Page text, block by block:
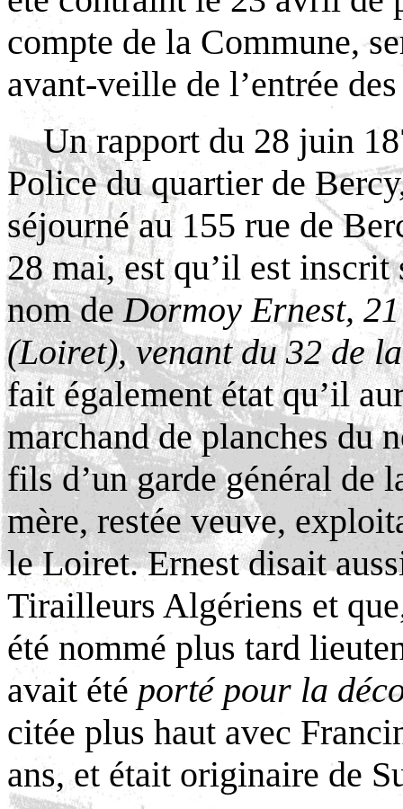
compte de la Commune,
avant-veille de l’entrée
Un rapport du 28 juin
Police du quartier de
séjourné au 155 rue de
28 mai, est qu’il est
nom deDormoy Ernest,
(Loiret), venant du 32 de
fait également état qu’il
marchand de planches du
fils d’un garde général de
mère, restée veuve,
le Loiret. Ernest disait
Tirailleurs Algériens et
été nommé plus tard
avait été porté pour la
citée plus haut avec
ans, et était originaire de